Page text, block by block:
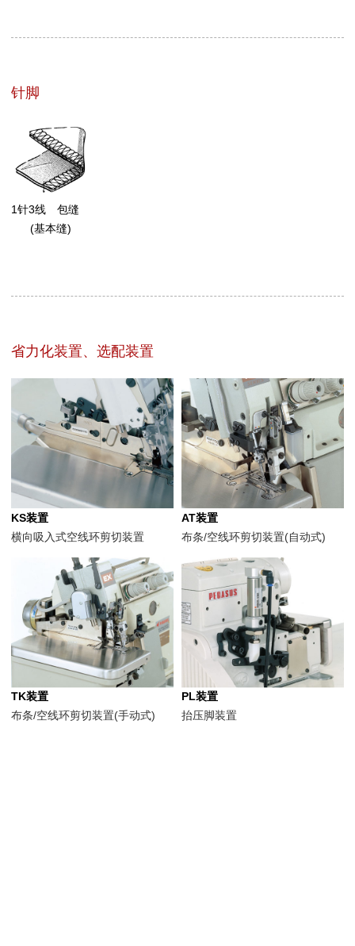
针脚
1针3线 包缝
(基本缝)
省力化装置、选配装置
KS装置
横向吸入式空线环剪切装置
AT装置
布条/空线环剪切装置(自动式)
TK装置
布条/空线环剪切装置(手动式)
PL装置
抬压脚装置